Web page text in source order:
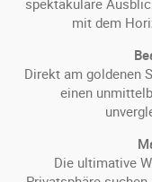
spektakuläre
mit dem
Direkt am goldenen
einen
Die ultimative